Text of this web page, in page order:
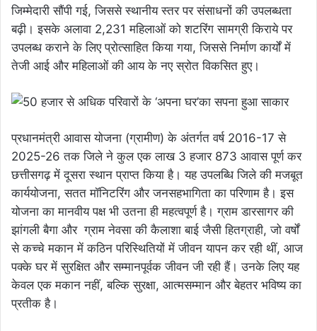
जिम्मेदारी सौंपी गई, जिससे स्थानीय स्तर पर संसाधनों की उपलब्धता
बढ़ी। इसके अलावा 2,231 महिलाओं को शटरिंग सामग्री किराये पर
उपलब्ध कराने के लिए प्रोत्साहित किया गया, जिससे निर्माण कार्यों में
तेजी आई और महिलाओं की आय के नए स्रोत विकसित हुए।
प्रधानमंत्री आवास योजना (ग्रामीण) के अंतर्गत वर्ष 2016-17 से
2025-26 तक जिले ने कुल एक लाख 3 हजार 873 आवास पूर्ण कर
छत्तीसगढ़ में दूसरा स्थान प्राप्त किया है। यह उपलब्धि जिले की मजबूत
कार्ययोजना, सतत मॉनिटरिंग और जनसहभागिता का परिणाम है। इस
योजना का मानवीय पक्ष भी उतना ही महत्वपूर्ण है। ग्राम डारसागर की
झांगली बैगा और ग्राम नेवसा की कैलाशा बाई जैसी हितग्राही, जो वर्षों
से कच्चे मकान में कठिन परिस्थितियों में जीवन यापन कर रही थीं, आज
पक्के घर में सुरक्षित और सम्मानपूर्वक जीवन जी रही हैं। उनके लिए यह
केवल एक मकान नहीं, बल्कि सुरक्षा, आत्मसम्मान और बेहतर भविष्य का
प्रतीक है।